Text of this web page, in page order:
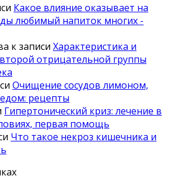
Какое влияние оказывает на
любимый напиток многих -
к записи Характеристика и
отрицательной группы
Очищение сосудов лимоном,
рецепты
Гипертонический криз: лечение в
первая помощь
Что такое некроз кишечника и